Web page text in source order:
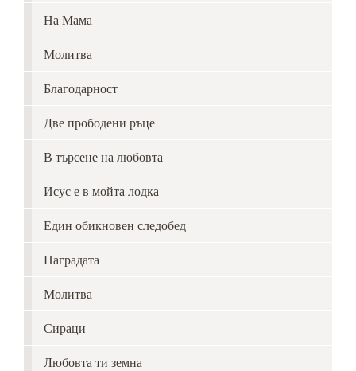
На Мама
Молитва
Благодарност
Две прободени ръце
В търсене на любовта
Исус е в мойта лодка
Един обикновен следобед
Наградата
Молитва
Сираци
Любовта ти земна